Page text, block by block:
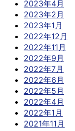
2023年4月
2023年2月
2023年1月
2022年12月
2022年11月
2022年9月
2022年7月
2022年6月
2022年5月
2022年4月
2022年1月
2021年11月